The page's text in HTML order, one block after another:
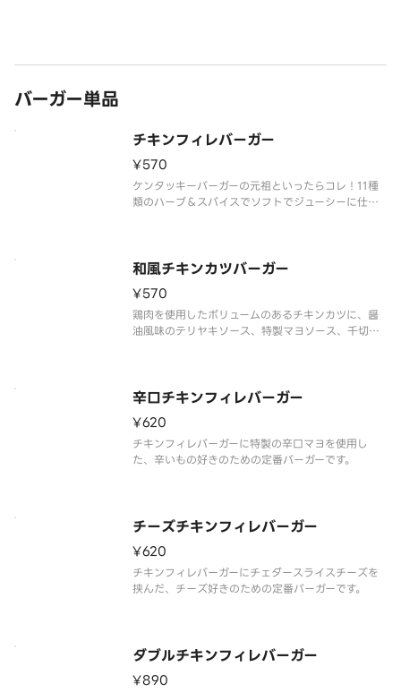
バーガー単品
チキンフィレバーガー
¥570
ケンタッキーバーガーの元祖といったらコレ！11種
類のハーブ＆スパイスでソフトでジューシーに仕上
和風チキンカツバーガー
¥570
鶏肉を使用したボリュームのあるチキンカツに、醤
油風味のテリヤキソース、特製マヨソース、千切り
辛口チキンフィレバーガー
¥620
チキンフィレバーガーに特製の辛口マヨを使用し
た、辛いもの好きのための定番バーガーです。
チーズチキンフィレバーガー
¥620
チキンフィレバーガーにチェダースライスチーズを
挟んだ、チーズ好きのための定番バーガーです。
ダブルチキンフィレバーガー
¥890